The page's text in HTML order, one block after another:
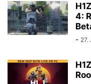
4:
- 27.